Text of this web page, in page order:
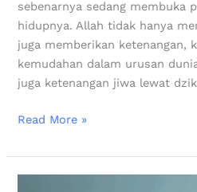
sebenarnya sedang membuka
hidupnya. Allah tidak hanya
juga memberikan ketenangan,
kemudahan dalam urusan
juga ketenangan jiwa lewat
Read More »